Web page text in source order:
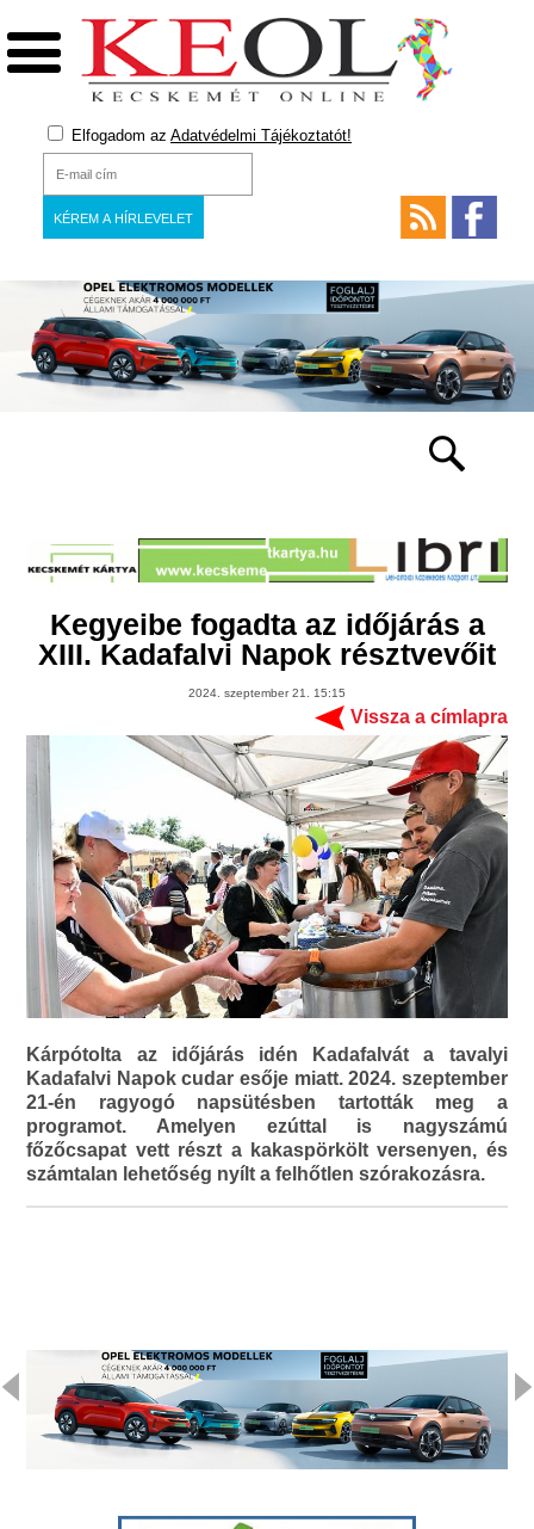
Elfogadom az Adatvédelmi Tájékoztatót!
Kegyeibe fogadta az időjárás a
XIII. Kadafalvi Napok résztvevőit
2024. szeptember 21. 15:15
Vissza a címlapra
Kárpótolta az időjárás idén Kadafalvát a tavalyi
Kadafalvi Napok cudar esője miatt. 2024. szeptember
21-én ragyogó napsütésben tartották meg a
programot. Amelyen ezúttal is nagyszámú
főzőcsapat vett részt a kakaspörkölt versenyen, és
számtalan lehetőség nyílt a felhőtlen szórakozásra.